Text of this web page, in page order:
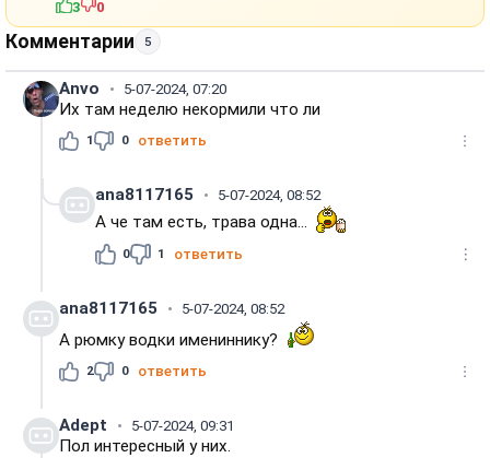
3 0
Комментарии 5
Anvo 5-07-2024, 07:20
Их там неделю некормили что ли
1 0 ответить
ana8117165 5-07-2024, 08:52
А че там есть, трава одна...
0 1 ответить
ana8117165 5-07-2024, 08:52
А рюмку водки имениннику?
2 0 ответить
Adept 5-07-2024, 09:31
Пол интересный у них.